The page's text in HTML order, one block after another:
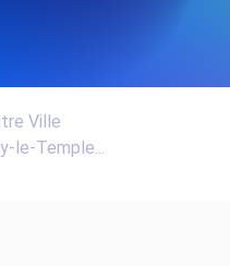
Ville
le-Temple...